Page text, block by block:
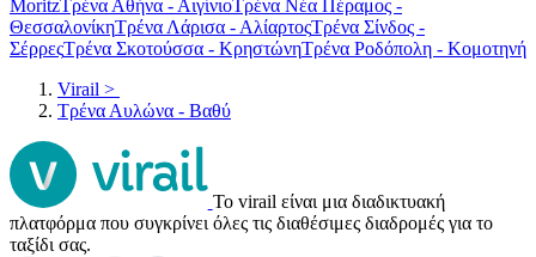
MoritzΤρένα Αθήνα - ΑιγίνιοΤρένα Νέα Πέραμος -
ΘεσσαλονίκηΤρένα Λάρισα - ΑλίαρτοςΤρένα Σίνδος -
ΣέρρεςΤρένα Σκοτούσσα - ΚρηστώνηΤρένα Ροδόπολη - Κομοτηνή
Virail >
Τρένα Αυλώνα - Βαθύ
Το virail είναι μια διαδικτυακή
πλατφόρμα που συγκρίνει όλες τις διαθέσιμες διαδρομές για το
ταξίδι σας.